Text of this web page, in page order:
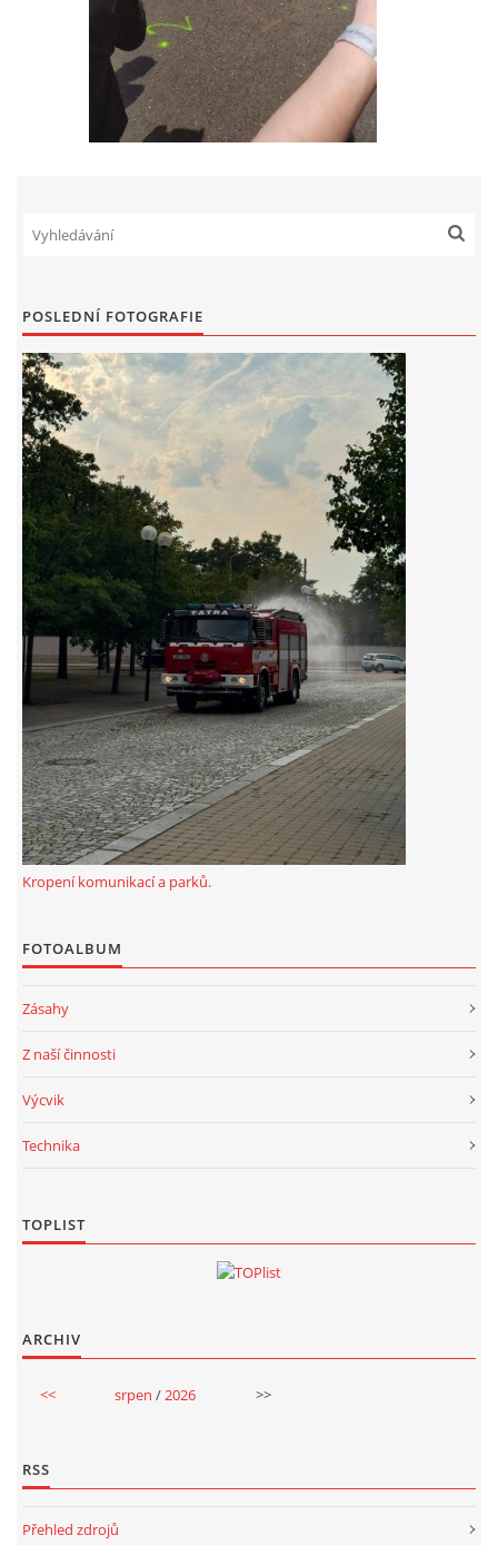
POSLEDNÍ FOTOGRAFIE
Kropení komunikací a parků.
FOTOALBUM
Zásahy
Z naší činnosti
Výcvik
Technika
TOPLIST
ARCHIV
<< srpen / 2026 >>
RSS
Přehled zdrojů